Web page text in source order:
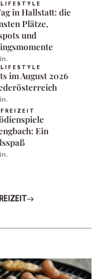
LIFESTYLE
in Hallstatt: die
Plätze,
und
LIFESTYLE
im August 2026
FREIZEIT
Ein